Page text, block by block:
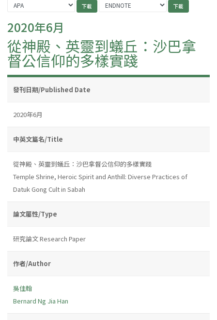
2020年6月
從神殿、英靈到蟻丘：沙巴拿
督公信仰的多樣實踐
發刊日期/Published Date
2020年6月
中英文篇名/Title
從神殿、英靈到蟻丘：沙巴拿督公信仰的多樣實踐
Temple Shrine, Heroic Spirit and Anthill: Diverse Practices of
Datuk Gong Cult in Sabah
論文屬性/Type
研究論文 Research Paper
作者/Author
吳佳翰
Bernard Ng Jia Han